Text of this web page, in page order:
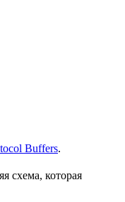
Buffers.
схема, которая